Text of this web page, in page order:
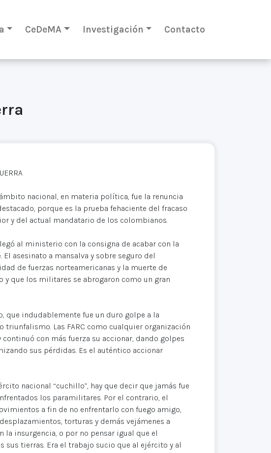
CeDeMA Investigación Contacto
nacional, en materia política, fue la renuncia
porque es la prueba fehaciente del fracaso
y del actual mandatario de los colombianos.
al ministerio con la consigna de acabar con la
asesinato a mansalva y sobre seguro del
de fuerzas norteamericanas y la muerte de
que los militares se abrogaron como un gran
que indudablemente fue un duro golpe a la
Las FARC como cualquier organización
con más fuerza su accionar, dando golpes
sus pérdidas. Es el auténtico accionar
nacional “cuchillo”, hay que decir que jamás fue
los paramilitares. Por el contrario, el
a fin de no enfrentarlo con fuego amigo,
torturas y demás vejámenes a
la insurgencia, o por no pensar igual que el
tierras. Era el trabajo sucio que al ejército y al